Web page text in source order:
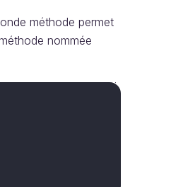
méthode permet
nommée